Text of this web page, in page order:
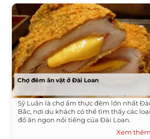
Chợ đêm ăn vặt ở Đài Loan
Sỹ Luân là chợ ẩm thực đêm lớn nhất Đài
Bắc, nơi du khách có thể tìm thấy các loại
đồ ăn ngon nổi tiếng của Đài Loan.
Xem